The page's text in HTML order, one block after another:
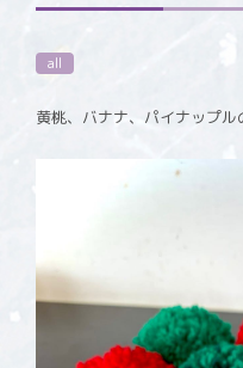
all
黄桃、バナナ、パイナップ